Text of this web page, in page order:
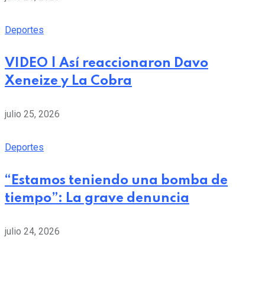
Deportes
VIDEO | Así reaccionaron Davo
Xeneize y La Cobra
julio 25, 2026
Deportes
“Estamos teniendo una bomba de
tiempo”: La grave denuncia
julio 24, 2026